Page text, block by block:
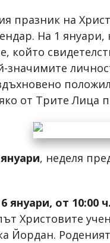
празник на
На 1 януари,
който
значимите
от Трите Лица
, неделя
6 януари, от 10:00 ч.
Христовите
Йордан.